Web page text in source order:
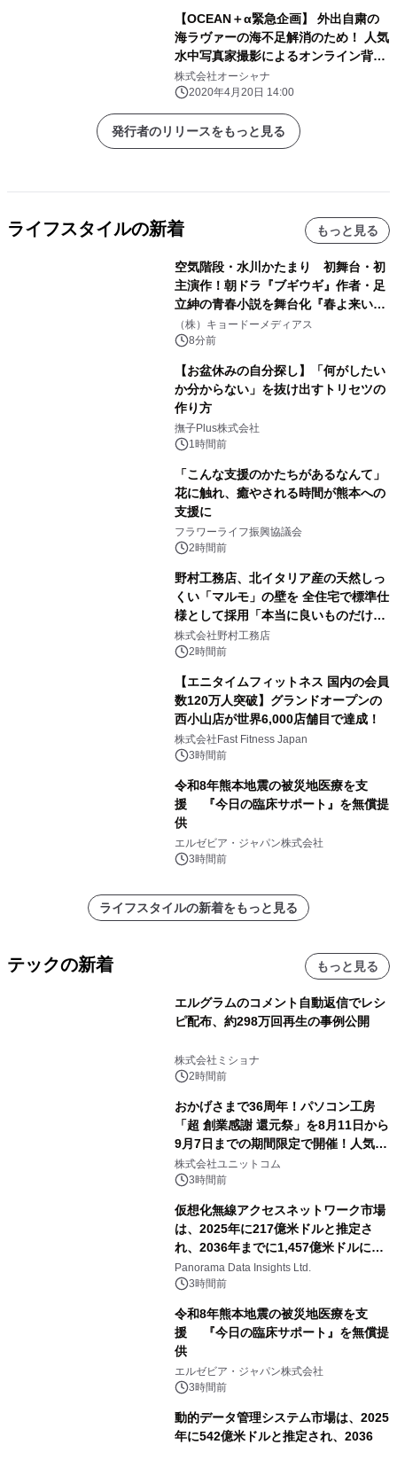
【OCEAN＋α緊急企画】 外出自粛の
海ラヴァーの海不足解消のため！ 人気
水中写真家撮影によるオンライン背景
用画像を期間限定無料提供
株式会社オーシャナ
2020年4月20日 14:00
発行者のリリースをもっと見る
ライフスタイルの新着 もっと見る
空気階段・水川かたまり 初舞台・初
主演作！朝ドラ『ブギウギ』作者・足
立紳の青春小説を舞台化『春よ来い、
マジで来い』キービジュアル解禁！
（株）キョードーメディアス
8分前
【お盆休みの自分探し】「何がしたい
か分からない」を抜け出すトリセツの
作り方
撫子Plus株式会社
1時間前
「こんな支援のかたちがあるなんて」
花に触れ、癒やされる時間が熊本への
支援に
フラワーライフ振興協議会
2時間前
野村工務店、北イタリア産の天然しっ
くい「マルモ」の壁を 全住宅で標準仕
様として採用「本当に良いものだけに
こだわる」
株式会社野村工務店
2時間前
【エニタイムフィットネス 国内の会員
数120万人突破】グランドオープンの
西小山店が世界6,000店舗目で達成！
株式会社Fast Fitness Japan
3時間前
令和8年熊本地震の被災地医療を支
援 『今日の臨床サポート』を無償提
供
エルゼビア・ジャパン株式会社
3時間前
ライフスタイルの新着をもっと見る
テックの新着 もっと見る
エルグラムのコメント自動返信でレシ
ピ配布、約298万回再生の事例公開
株式会社ミショナ
2時間前
おかげさまで36周年！パソコン工房
「超 創業感謝 還元祭」を8月11日から
9月7日までの期間限定で開催！人気の
ゲーミングPCや高性能ノートPCなど
対象iiyama PCのご購入で最大3万円分
相当を還元
株式会社ユニットコム
3時間前
仮想化無線アクセスネットワーク市場
は、2025年に217億米ドルと推定さ
れ、2036年までに1,457億米ドルに達
すると予測されており、予測期間
（2026年～2036年）
Panorama Data Insights Ltd.
3時間前
令和8年熊本地震の被災地医療を支
援 『今日の臨床サポート』を無償提
供
エルゼビア・ジャパン株式会社
3時間前
動的データ管理システム市場は、2025
年に542億米ドルと推定され、2036